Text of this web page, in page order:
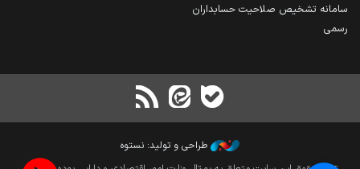
سامانه تشخیص صلاحیت حسابداران
رسمی
طراحی و تولید: نستوه